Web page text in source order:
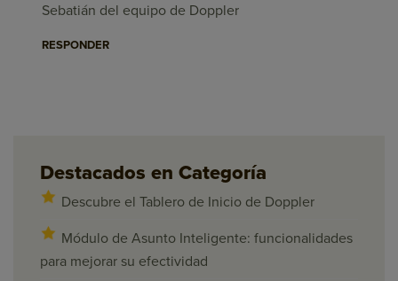
Sebatián del equipo de Doppler
RESPONDER
Destacados en Categoría
Descubre el Tablero de Inicio de Doppler
Módulo de Asunto Inteligente: funcionalidades
para mejorar su efectividad